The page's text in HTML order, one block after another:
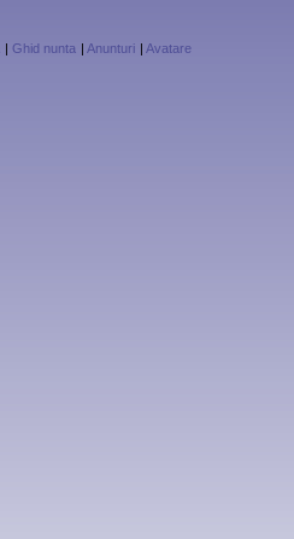
| Ghid nunta | Anunturi | Avatare